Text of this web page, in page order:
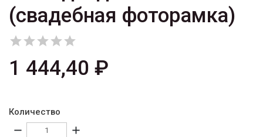
(свадебная фоторамка)

1 444,40 ₽
Количество
remove add